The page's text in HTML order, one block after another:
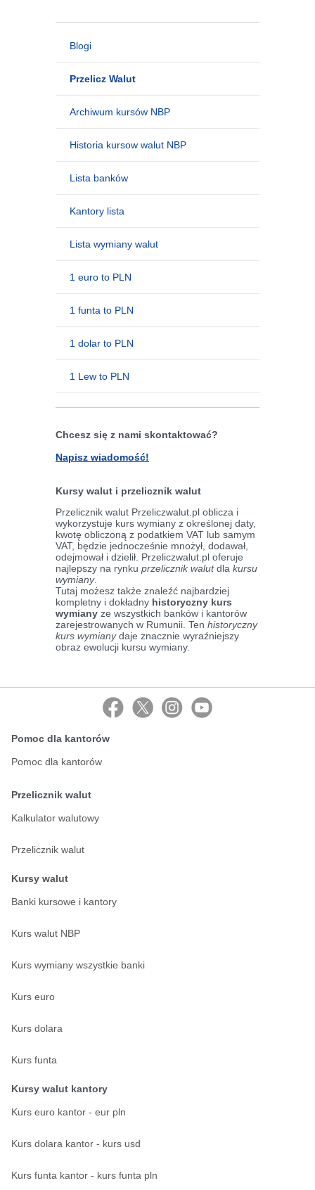
Blogi
Przelicz Walut
Archiwum kursów NBP
Historia kursow walut NBP
Lista banków
Kantory lista
Lista wymiany walut
1 euro to PLN
1 funta to PLN
1 dolar to PLN
1 Lew to PLN
Chcesz się z nami skontaktować?
Napisz wiadomość!
Kursy walut i przelicznik walut
Przelicznik walut Przeliczwalut.pl oblicza i
wykorzystuje kurs wymiany z określonej daty,
kwotę obliczoną z podatkiem VAT lub samym
VAT, będzie jednocześnie mnożył, dodawał,
odejmował i dzielił. Przeliczwalut.pl oferuje
najlepszy na rynku przelicznik walutdla kursu
wymiany.
Tutaj możesz także znaleźć najbardziej
kompletny i dokładny historyczny kurs
wymiany ze wszystkich banków i kantorów
zarejestrowanych w Rumunii. Ten historyczny
kurs wymianydaje znacznie wyraźniejszy
obraz ewolucji kursu wymiany.
Pomoc dla kantorów
Pomoc dla kantorów
Przelicznik walut
Kalkulator walutowy
Przelicznik walut
Kursy walut
Banki kursowe i kantory
Kurs walut NBP
Kurs wymiany wszystkie banki
Kurs euro
Kurs dolara
Kurs funta
Kursy walut kantory
Kurs euro kantor - eur pln
Kurs dolara kantor - kurs usd
Kurs funta kantor - kurs funta pln